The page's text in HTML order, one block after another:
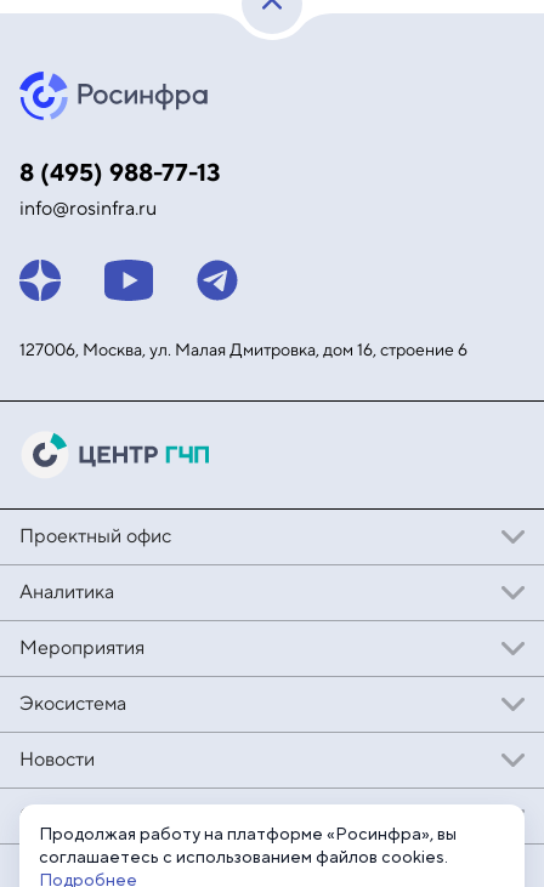
8 (495) 988-77-13
info@rosinfra.ru
127006, Москва, ул. МалаяДмитровка, дом 16, строение 6
Проектный офис
Аналитика
Мероприятия
Экосистема
Новости
Обучение
Продолжая работу на платформе «Росинфра», вы
соглашаетесь с использованием файлов cookies.
Подробнее